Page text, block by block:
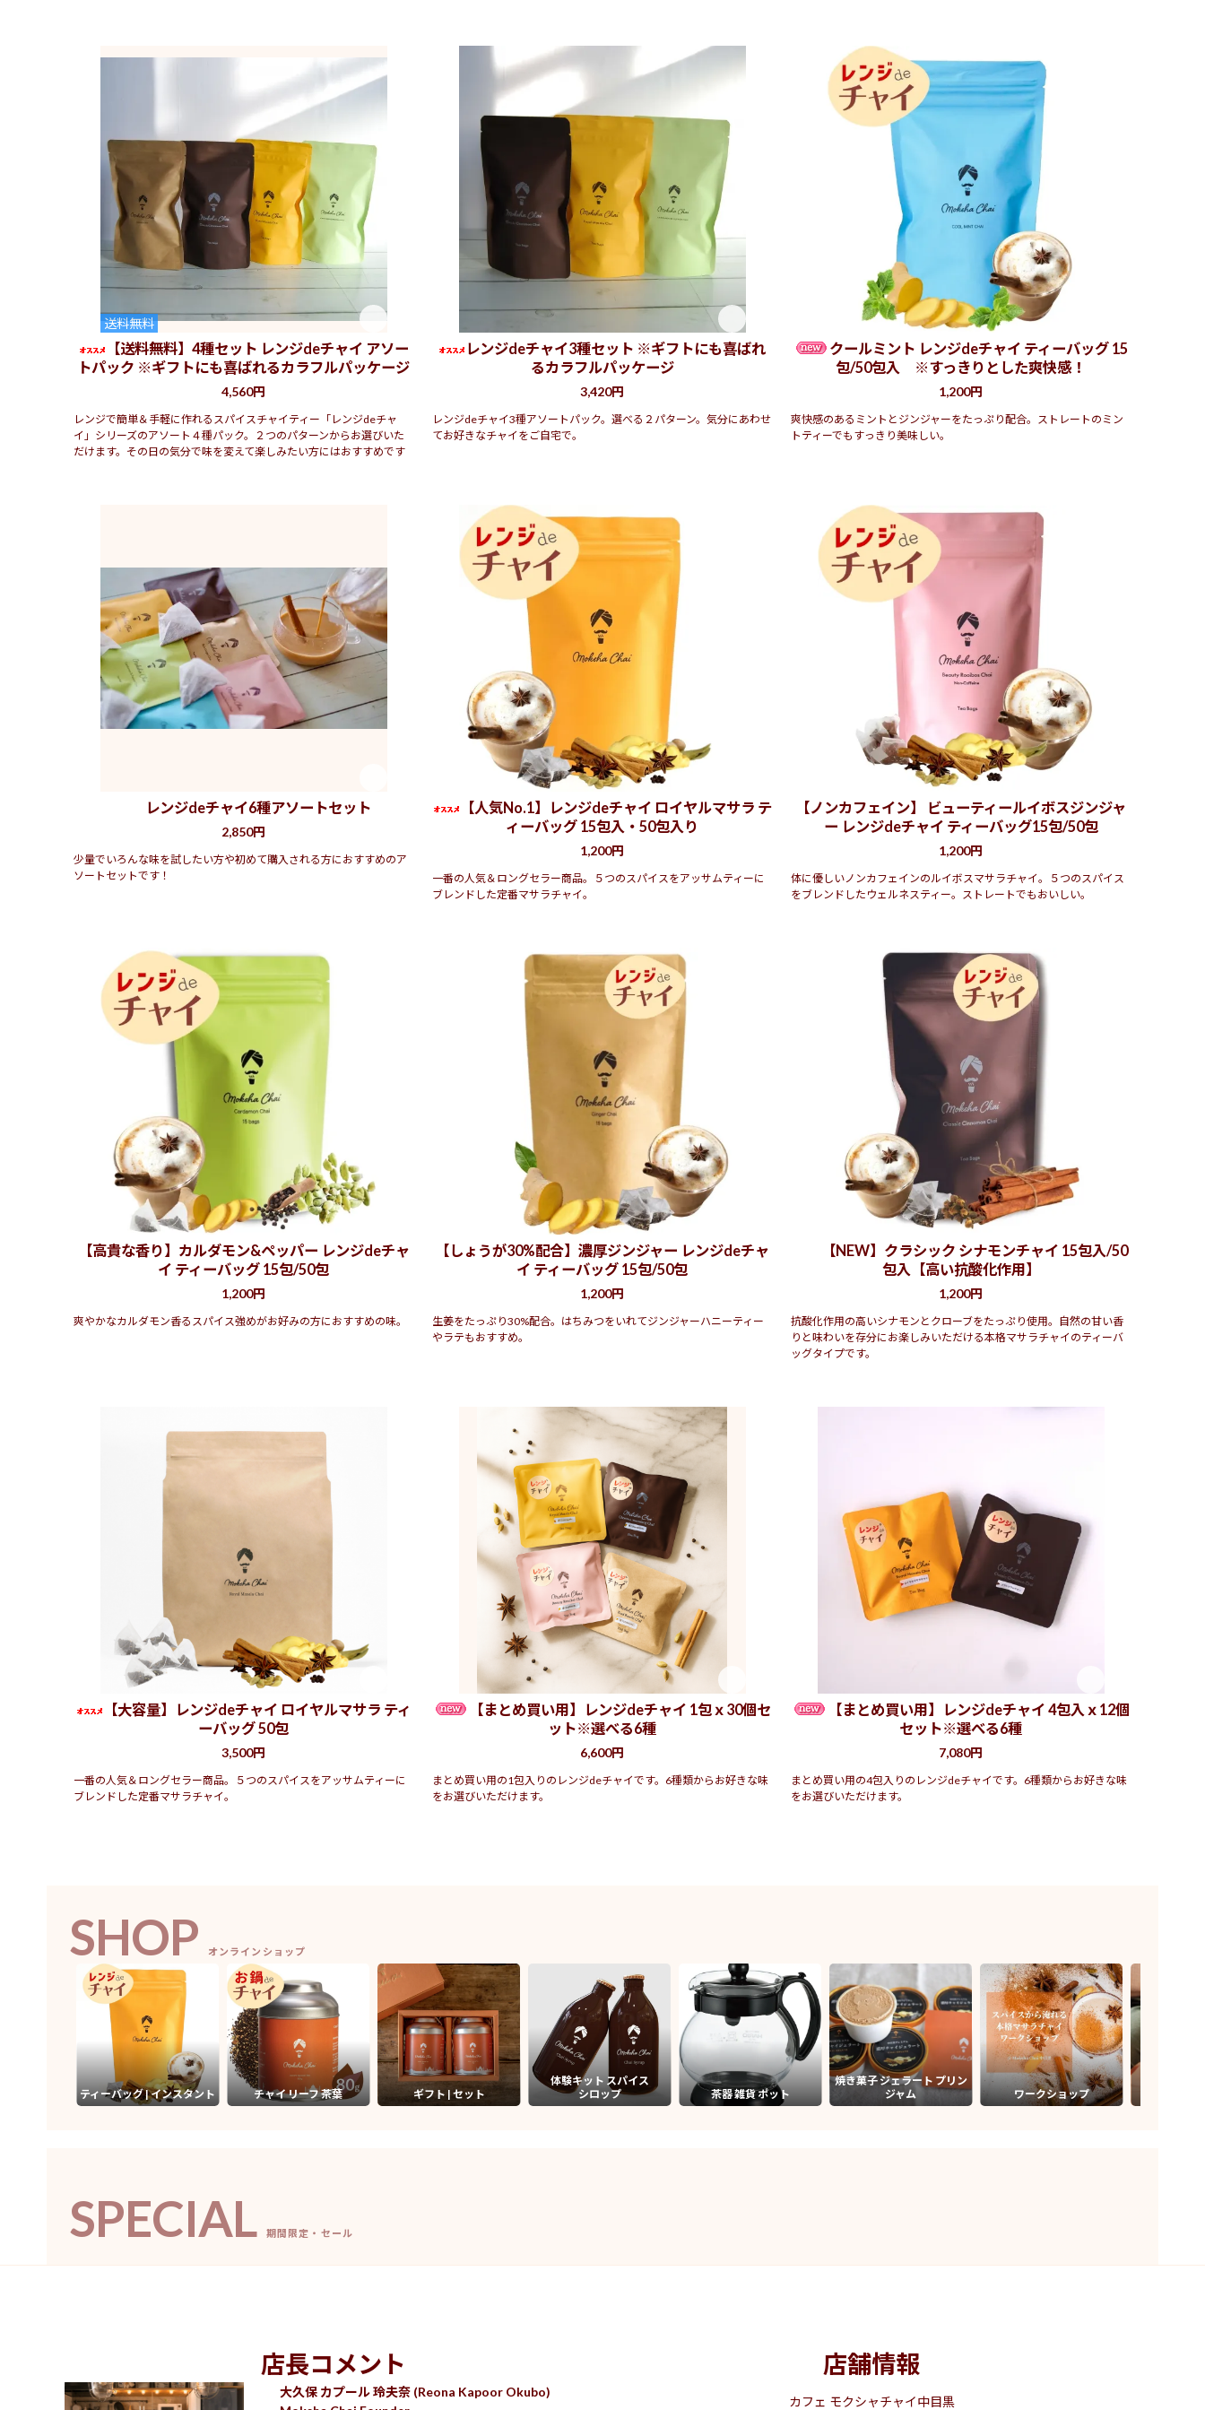
JOLT the COFFEE (自由が丘)
バターマスター living room @ 代田橋
酒里城（Coffee Shop Hope) @代田橋
BPM@池尻大橋
バリラックス ザ ガーデン 新宿 ＠西新宿
バッキンガム宮殿 SUZUNARI ＠下北沢
ナカチェンコーヒールーム＠新高円寺 *一時休止中
葉もれ日 @ 浅草橋
アンモナイト コーヒーマーケット@ 早稲田&本郷店
Sanno Sabou (大森)*2023年5月で一時休業
HACARI @中目黒 *一時休止中
M et D galerie * @三軒茶屋
神奈川
Asian Food ＆ Craft Beer| ラ チッタデッラ内@川崎市 *
Muu Coffee@海老名
大分
ノビシロ珈琲
愛媛県
リカー＆クオリティ サミット
送料無料
【送料無料】4種セット レンジdeチャイ アソー
トパック ※ギフトにも喜ばれるカラフルパッケージ
4,560円
レンジで簡単＆手軽に作れるスパイスチャイティー「レンジdeチャ
イ」シリーズのアソート４種パック。２つのパターンからお選びいた
だけます。その日の気分で味を変えて楽しみたい方にはおすすめです
レンジdeチャイ3種セット ※ギフトにも喜ばれ
るカラフルパッケージ
3,420円
レンジdeチャイ3種アソートパック。選べる２パターン。気分にあわせ
てお好きなチャイをご自宅で。
クールミント レンジdeチャイ ティーバッグ 15
包/50包入 ※すっきりとした爽快感！
1,200円
爽快感のあるミントとジンジャーをたっぷり配合。ストレートのミン
トティーでもすっきり美味しい。
レンジdeチャイ6種アソートセット
2,850円
少量でいろんな味を試したい方や初めて購入される方におすすめのア
ソートセットです！
【人気No.1】レンジdeチャイ ロイヤルマサラ テ
ィーバッグ 15包入・50包入り
1,200円
一番の人気＆ロングセラー商品。５つのスパイスをアッサムティーに
ブレンドした定番マサラチャイ。
【ノンカフェイン】 ビューティールイボスジンジャ
ー レンジdeチャイ ティーバッグ15包/50包
1,200円
体に優しいノンカフェインのルイボスマサラチャイ。５つのスパイス
をブレンドしたウェルネスティー。ストレートでもおいしい。
【高貴な香り】カルダモン&ペッパー レンジdeチャ
イ ティーバッグ 15包/50包
1,200円
爽やかなカルダモン香るスパイス強めがお好みの方におすすめの味。
【しょうが30%配合】濃厚ジンジャー レンジdeチャ
イ ティーバッグ 15包/50包
1,200円
生姜をたっぷり30%配合。はちみつをいれてジンジャーハニーティー
やラテもおすすめ。
【NEW】クラシック シナモンチャイ 15包入/50
包入【高い抗酸化作用】
1,200円
抗酸化作用の高いシナモンとクローブをたっぷり使用。自然の甘い香
りと味わいを存分にお楽しみいただける本格マサラチャイのティーバ
ッグタイプです。
【大容量】レンジdeチャイ ロイヤルマサラ ティ
ーバッグ 50包
3,500円
一番の人気＆ロングセラー商品。５つのスパイスをアッサムティーに
ブレンドした定番マサラチャイ。
【まとめ買い用】レンジdeチャイ 1包ｘ30個セ
ット※選べる6種
6,600円
まとめ買い用の1包入りのレンジdeチャイです。6種類からお好きな味
をお選びいただけます。
【まとめ買い用】レンジdeチャイ 4包入ｘ12個
セット※選べる6種
7,080円
まとめ買い用の4包入りのレンジdeチャイです。6種類からお好きな味
をお選びいただけます。
SHOP オンラインショップ
ティーバッグ | インスタント チャイ リーフ 茶葉 ギフト | セット
体験キット スパイス
シロップ
茶器 雑貨 ポット
焼き菓子 ジェラート プリン
ジャム
ワークショップ
SPECIAL 期間限定・セール
店長コメント
大久保 カプール 玲夫奈 (Reona Kapoor Okubo)
店舗情報
カフェ モクシャチャイ中目黒